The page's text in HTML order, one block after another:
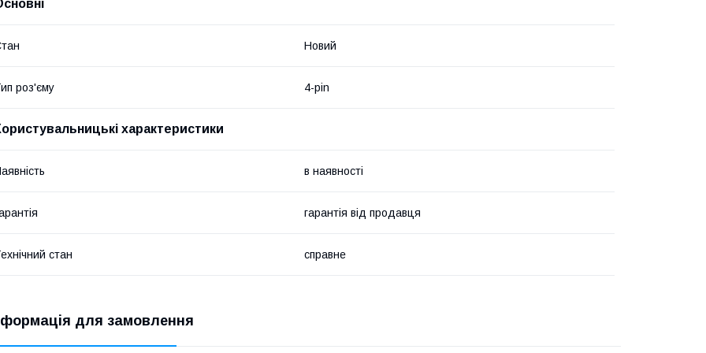
Новий
роз'єму 4-pin
характеристики
в наявності
гарантія від продавця
стан справне
для замовлення